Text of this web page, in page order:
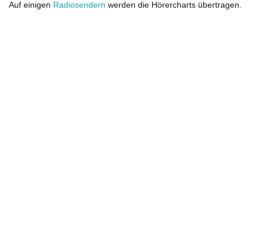
Auf einigen Radiosendern werden die Hörercharts übertragen.